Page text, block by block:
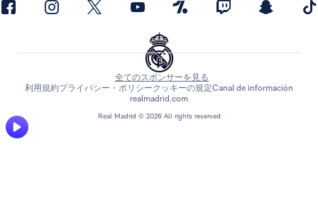
Real Madrid © 2026 All rights reserved
全てのスポンサーを見る
利用規約プライバシー・ポリシークッキーの規定Canal de información
realmadrid.com